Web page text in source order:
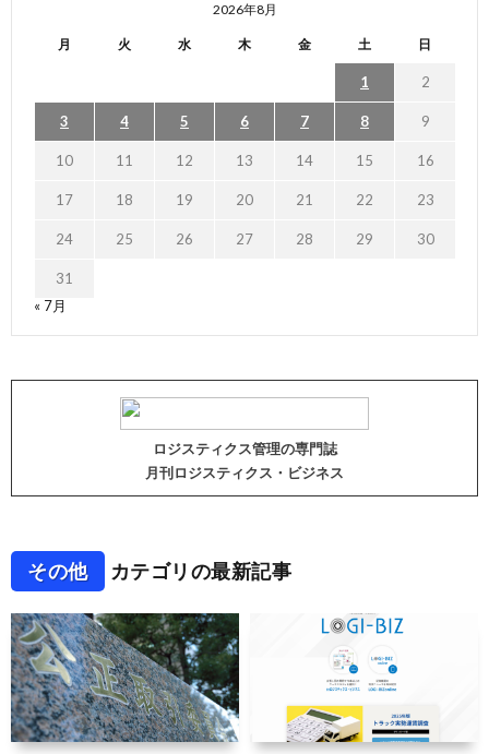
2026年8月
月 火 水 木 金 土 日
1 2
3 4 5 6 7 8 9
10 11 12 13 14 15 16
17 18 19 20 21 22 23
24 25 26 27 28 29 30
31
« 7月
ロジスティクス管理の専門誌
月刊ロジスティクス・ビジネス
その他 カテゴリの最新記事